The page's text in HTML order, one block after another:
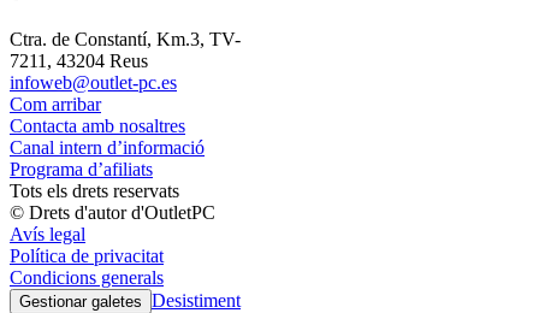
Ctra. de Constantí, Km.3, TV-
7211, 43204 Reus
infoweb@outlet-pc.es
Com arribar
Contacta amb nosaltres
Canal intern d’informació
Programa d’afiliats
Tots els drets reservats
© Drets d'autor d'OutletPC
Avís legal
Política de privacitat
Condicions generals
Gestionar galetes Desistiment